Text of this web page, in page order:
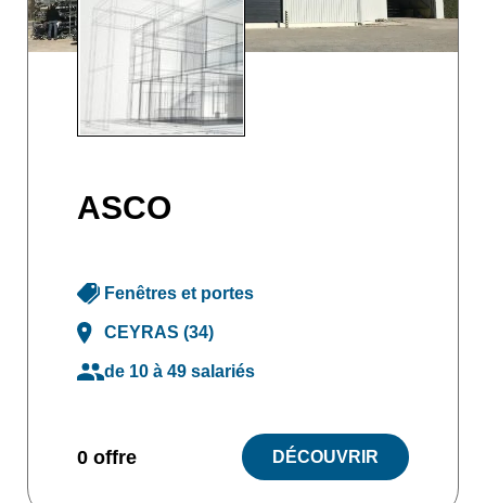
ASCO
Fenêtres et portes
CEYRAS (34)
de 10 à 49 salariés
0 offre DÉCOUVRIR